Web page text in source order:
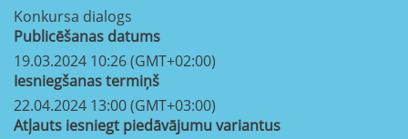
Konkursa dialogs
Publicēšanas datums
19.03.2024 10:26 (GMT+02:00)
Iesniegšanas termiņš
22.04.2024 13:00 (GMT+03:00)
Atļauts iesniegt piedāvājumu variantus